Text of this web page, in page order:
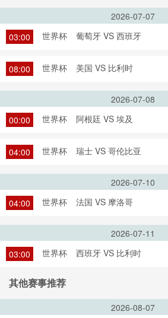
2026-07-07
03:00
世界杯 葡萄牙 VS 西班牙
08:00 世界杯 美国 VS 比利时
2026-07-08
00:00
世界杯 阿根廷 VS 埃及
04:00 世界杯 瑞士 VS 哥伦比亚
2026-07-10
04:00
世界杯 法国 VS 摩洛哥
2026-07-11
03:00
世界杯 西班牙 VS 比利时
其他赛事推荐
2026-08-07